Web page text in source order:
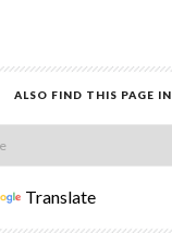
ALSO FIND THIS PAGE IN
Translate